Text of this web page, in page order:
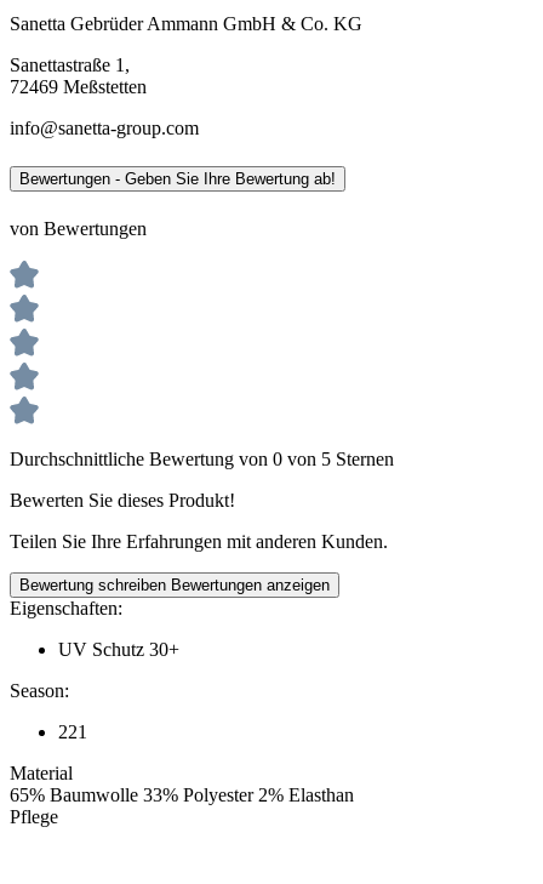
Sanetta Gebrüder Ammann GmbH & Co. KG
Sanettastraße 1,
72469 Meßstetten
info@sanetta-group.com
Bewertungen - Geben Sie Ihre Bewertung ab!
von Bewertungen
Durchschnittliche Bewertung von 0 von 5 Sternen
Bewerten Sie dieses Produkt!
Teilen Sie Ihre Erfahrungen mit anderen Kunden.
Bewertung schreiben Bewertungen anzeigen
Eigenschaften:
UV Schutz 30+
Season:
221
Material
65% Baumwolle 33% Polyester 2% Elasthan
Pflege